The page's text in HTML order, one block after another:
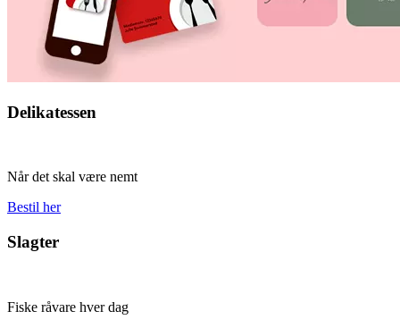
Delikatessen
Når det skal være nemt
Bestil her
Slagter
Fiske råvare hver dag